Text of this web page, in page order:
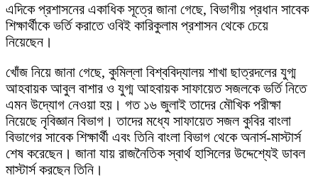
এদিকে প্রশাসনের একাধিক সূত্রে জানা গেছে, বিভাগীয় প্রধান সাবেক
শিক্ষার্থীকে ভর্তি করাতে ওবিই কারিকুলাম প্রশাসন থেকে চেয়ে
নিয়েছেন।
খোঁজ নিয়ে জানা গেছে, কুমিল্লা বিশ্ববিদ্যালয় শাখা ছাত্রদলের যুগ্ম
আহবায়ক আবুল বাশার ও যুগ্ম আহবায়ক সাফায়েত সজলকে ভর্তি নিতে
এমন উদ্যোগ নেওয়া হয়। গত ১৬ জুলাই তাদের মৌখিক পরীক্ষা
নিয়েছে নৃবিজ্ঞান বিভাগ। তাদের মধ্যে সাফায়েত সজল কুবির বাংলা
বিভাগের সাবেক শিক্ষার্থী এবং তিনি বাংলা বিভাগ থেকে অনার্স-মাস্টার্স
শেষ করেছেন। জানা যায় রাজনৈতিক স্বার্থ হাসিলের উদ্দেশ্যেই ডাবল
মাস্টার্স করছেন তিনি।